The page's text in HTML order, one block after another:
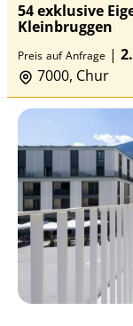
54 exklusive
Kleinbruggen
Preis auf Anfrage |
7000, Chur